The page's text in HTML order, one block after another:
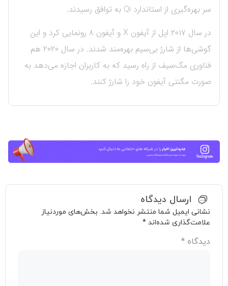
سر بهره‌گیری از استاندارد Qi به توافق رسیدند.
در سال ۲۰۱۷ اپل از آیفون X و آیفون ۸ رونمایی کرد و این
گوشی‌ها از شارژ بی‌سیم بهره‌مند شدند. در سال ۲۰۲۰ هم
فناوری مگ‌سیف از راه رسید که به کاربران اجازه می‌دهد به
صورت مگنتی آیفون خود را شارژ کنند.
ارسال دیدگاه
نشانی ایمیل شما منتشر نخواهد شد. بخش‌های موردنیاز
علامت‌گذاری شده‌اند *
دیدگاه *